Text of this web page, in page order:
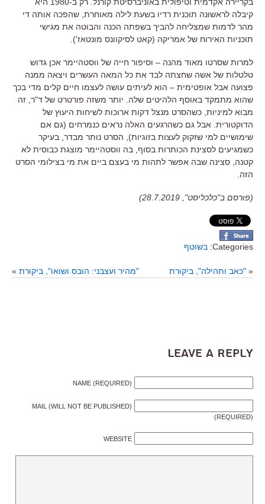
בקריירה אקדמית וטיפולית באוניברסיטת קורנל. רק ב-1980
היא
קיבלה לראשונה תוכנית רדיו בשעת לילה מאוחרת, שהפכה אותה די
מהר לדמות שמצליחה להביך בשפתה הכנה והבוטה את מגישי
תוכניות האירוח של אמריקה (קאט לסיקוונס מונטאז').
למרות שסרטו מאוד מהנה – וסיפור חייה של ווסטהיימר אכן גדוש
טלטלות של אשה שחצתה לבד את כל המאה העשרים ויצאה ממנה
פצועה אבל אופטימית – הוא לעיתים עושה לעצמו חיים קלים מדי בכך
שהוא מתמקד באוסף הלהיטים שלה. יותר משזה פורטרט של ד"ר, זה
מבוא למיניות, כשהסרט מנצל דקות ארוכות לשיחות היעוץ של
הדוקטורית. אבל גם כשהרגעים האלה נראים כנמרחים (גם אם
שימושיים למי שזקוק לעצות בזוגיות), הסרט נותר מבדר, בעיקר
כשמגיעים לסצינת הכותרות בסוף, בה ווסטהיימר מוצגת כבוסית לא
קטנה, סצינה שבה אפשר לתהות מי בעצם ביים את מי בצילומי הסרט
הזה.
(פורסם ב"כלכליסט", 28.7.2019)
Categories: בשוטף
« "כאב ותהילה", ביקורת "מהיר ועצבני: הובס ושואו", ביקורת »
Leave a Reply
NAME (REQUIRED)
MAIL (WILL NOT BE PUBLISHED)
(REQUIRED)
WEBSITE